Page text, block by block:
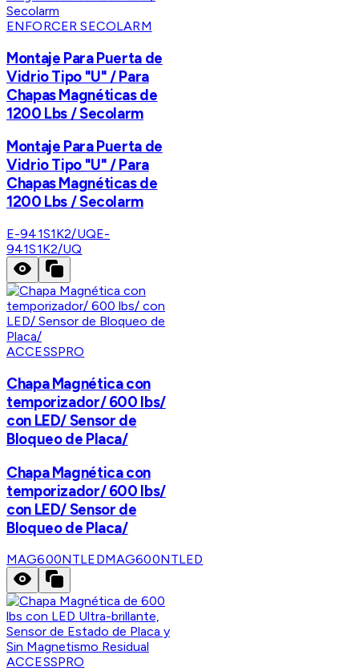
ENFORCER SECOLARM
Montaje Para Puerta de
Vidrio Tipo "U" / Para
Chapas Magnéticas de
1200 Lbs / Secolarm
Montaje Para Puerta de
Vidrio Tipo "U" / Para
Chapas Magnéticas de
1200 Lbs / Secolarm
E-941S1K2/UQE-
941S1K2/UQ
ACCESSPRO
Chapa Magnética con
temporizador/ 600 lbs/
con LED/ Sensor de
Bloqueo de Placa/
Chapa Magnética con
temporizador/ 600 lbs/
con LED/ Sensor de
Bloqueo de Placa/
MAG600NTLEDMAG600NTLED
ACCESSPRO